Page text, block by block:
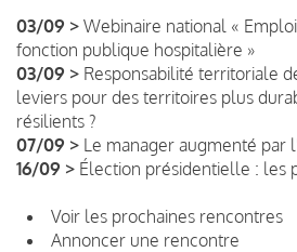
03/09 > Webinaire national «
fonction publique hospitalière »
03/09 > Responsabilité territoriale
leviers pour des territoires plus
résilients ?
07/09 > Le manager augmenté par
16/09 > Élection présidentielle : les
Voir les prochaines rencontres
Annoncer une rencontre